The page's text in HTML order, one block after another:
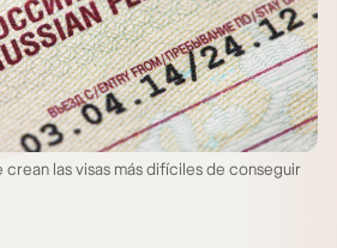
las visas más difíciles de conseguir